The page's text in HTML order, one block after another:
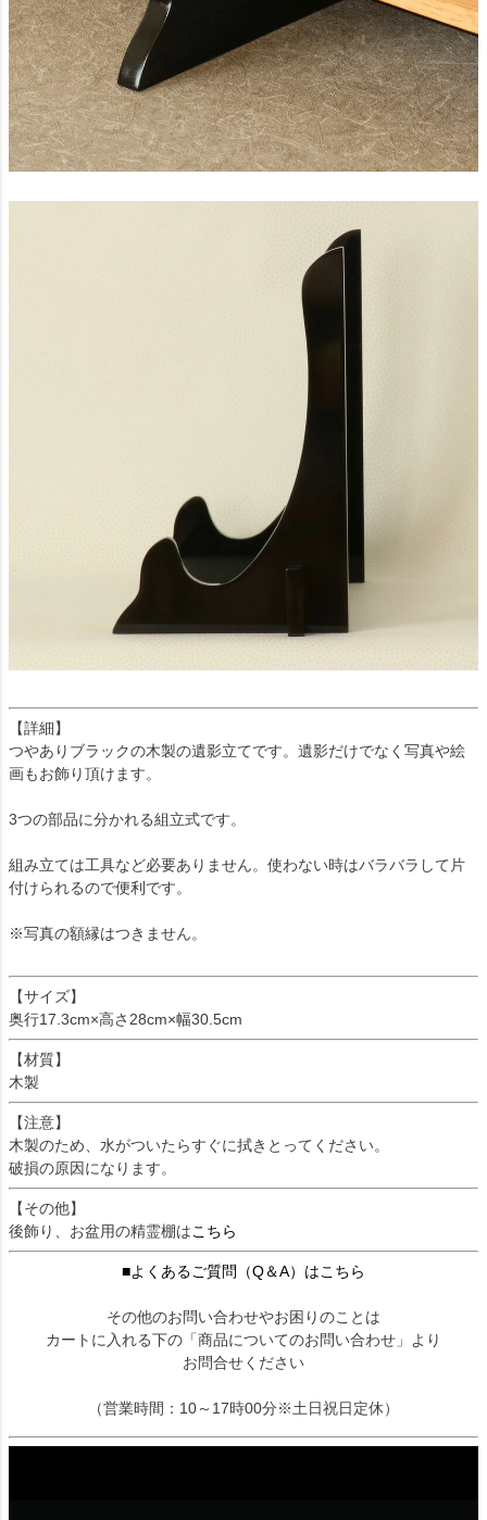
【詳細】
つやありブラックの木製の遺影立てです。遺影だけでなく写真や絵
画もお飾り頂けます。
3つの部品に分かれる組立式です。
組み立ては工具など必要ありません。使わない時はバラバラして片
付けられるので便利です。
※写真の額縁はつきません。
【サイズ】
奥行17.3cm×高さ28cm×幅30.5cm
【材質】
木製
【注意】
木製のため、水がついたらすぐに拭きとってください。
破損の原因になります。
【その他】
後飾り、お盆用の精霊棚はこちら
■よくあるご質問（Q＆A）はこちら
その他のお問い合わせやお困りのことは
カートに入れる下の「商品についてのお問い合わせ」より
お問合せください
（営業時間：10～17時00分※土日祝日定休）